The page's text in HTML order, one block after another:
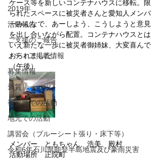
2019年
活動報告
ご支援のご報告
メディア掲載情報
募集情報
褒賞
被災地での活動
地元での活動
講習会（ブルーシート張り・床下等）
令和6年石川県能登半島地震及び豪雨災害
ケース等を新しいコンテナハウスに移転。限
られたスペースに被災者さんと愛知人メンバ
ーみんなで、あーしよう、こうしようと意見
を出し合いながら配置。コンテナハウスとは
いえ新たな一歩に被災者御姉妹、大変喜んで
おられました。
（午後）
メンバー　ともちゃん、浩美、殿村
活動場所　正院町